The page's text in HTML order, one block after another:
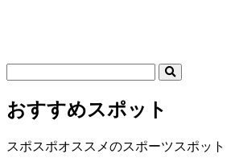
おすすめスポット
スポスポオススメのスポーツスポット